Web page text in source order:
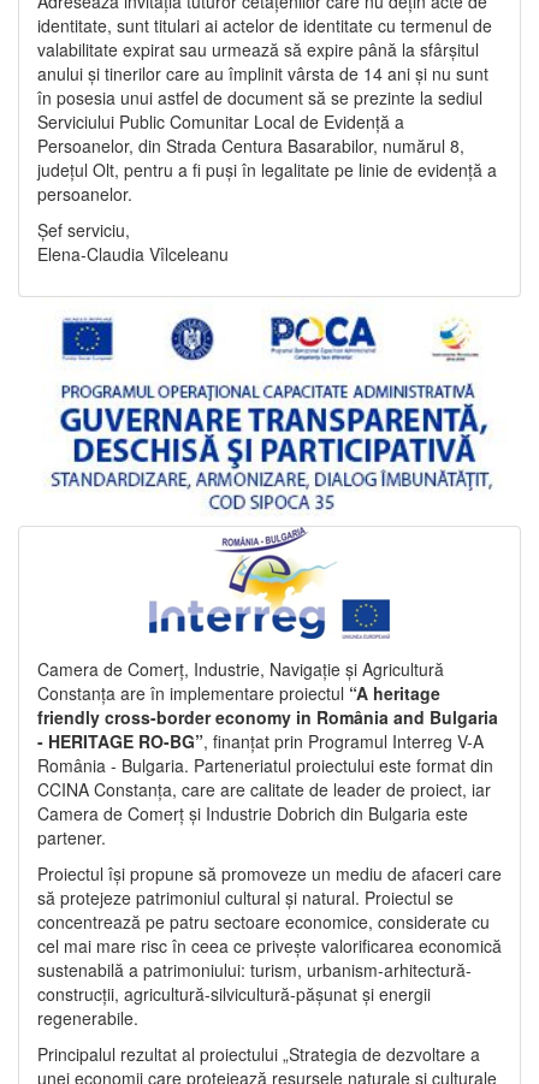
identitate, sunt titulari ai actelor de identitate cu termenul de
valabilitate expirat sau urmează să expire până la sfârșitul
anului și tinerilor care au împlinit vârsta de 14 ani și nu sunt
în posesia unui astfel de document să se prezinte la sediul
Serviciului Public Comunitar Local de Evidență a
Persoanelor, din Strada Centura Basarabilor, numărul 8,
județul Olt, pentru a fi puși în legalitate pe linie de evidență a
persoanelor.
Șef serviciu,
Elena-Claudia Vîlceleanu
Camera de Comerț, Industrie, Navigație și Agricultură
Constanța are în implementare proiectul “A heritage
friendly cross-border economy in România and Bulgaria
- HERITAGE RO-BG”, finanțat prin Programul Interreg V-A
România - Bulgaria. Parteneriatul proiectului este format din
CCINA Constanța, care are calitate de leader de proiect, iar
Camera de Comerț și Industrie Dobrich din Bulgaria este
partener.
Proiectul își propune să promoveze un mediu de afaceri care
să protejeze patrimoniul cultural și natural. Proiectul se
concentrează pe patru sectoare economice, considerate cu
cel mai mare risc în ceea ce privește valorificarea economică
sustenabilă a patrimoniului: turism, urbanism-arhitectură-
construcții, agricultură-silvicultură-pășunat și energii
regenerabile.
Principalul rezultat al proiectului „Strategia de dezvoltare a
unei economii care protejează resursele naturale și culturale